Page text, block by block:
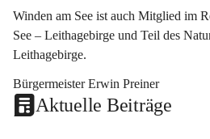
Winden am See ist auch Mitglied im
See – Leithagebirge und Teil des
Leithagebirge.
Bürgermeister Erwin Preiner
Aktuelle Beiträge